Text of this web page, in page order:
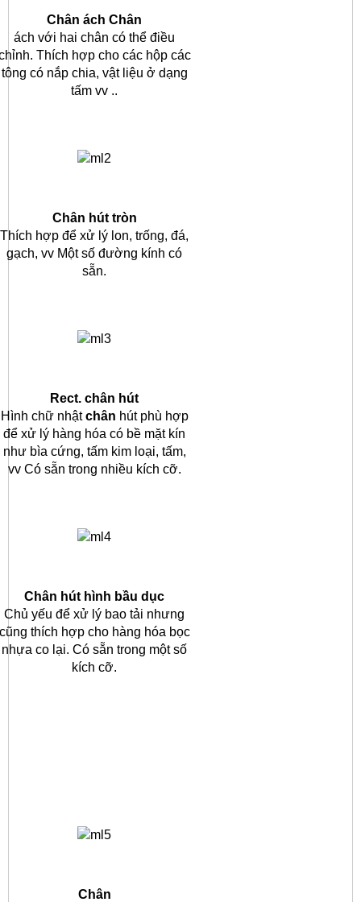
Chân ách Chân
ách với hai chân có thể điều
Thích hợp cho các hộp các
tông có nắp chia, vật liệu ở dạng
tấm vv ..
Chân hút tròn
Thích hợp để xử lý lon, trống, đá,
gạch, vv Một số đường kính có
sẵn.
Rect. chân hút
Hình chữ nhậtchân hút phù hợp
để xử lý hàng hóa có bề mặt kín
như bìa cứng, tấm kim loại, tấm,
vv Có sẵn trong nhiều kích cỡ.
Chân hút hình bầu dục
Chủ yếu để xử lý bao tải nhưng
thích hợp cho hàng hóa bọc
nhựa co lại. Có sẵn trong một số
kích cỡ.
Chân